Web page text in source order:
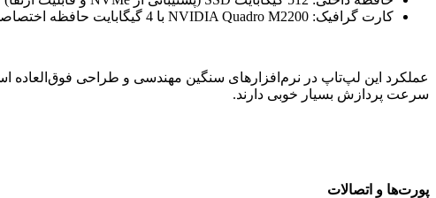
کارت گرافیک: NVIDIA Quadro M2200 با 4 گیگابایت حافظه اختصاصی GDDR5
سرعت پردازش بسیار خوبی دارند.
پورت‌ها و اتصالات